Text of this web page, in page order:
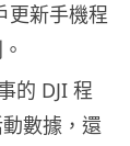
更新手機程
的 DJI 程
數據，還